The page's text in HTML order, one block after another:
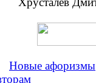
Новые афоризмы